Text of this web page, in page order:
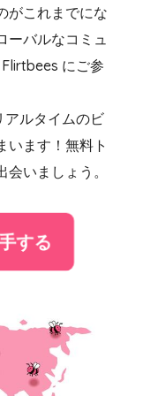
がこれまでにな
ーバルなコミュ
にご参
アルタイムのビ
います！無料ト
いましょう。
する